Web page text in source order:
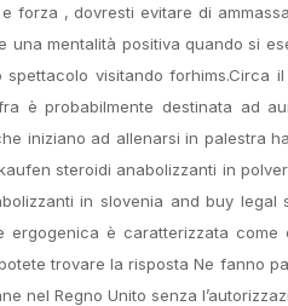
forza , dovresti evitare di
una mentalità positiva quando si
spettacolo visitando
è probabilmente destinata ad
iniziano ad allenarsi in palestra
steroidi anabolizzanti in
in slovenia and buy
ergogenica è caratterizzata
trovare la risposta Ne fanno
nel Regno Unito senza